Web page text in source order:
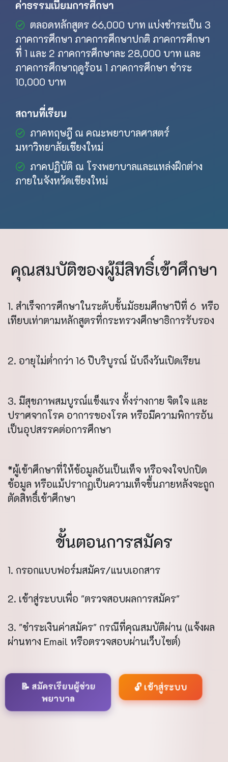
ค่าธรรมเนียมการศึกษา
ตลอดหลักสูตร 66,000 บาท แบ่งชำระเป็น 3
ภาคการศึกษา ภาคการศึกษาปกติ ภาคการศึกษา
ที่ 1 และ 2 ภาคการศึกษาละ 28,000 บาท และ
ภาคการศึกษาฤดูร้อน 1 ภาคการศึกษา ชำระ
10,000 บาท
สถานที่เรียน
ภาคทฤษฎี ณ คณะพยาบาลศาสตร์
มหาวิทยาลัยเชียงใหม่
ภาคปฏิบัติ ณ โรงพยาบาลและแหล่งฝึกต่าง
ภายในจังหวัดเชียงใหม่
คุณสมบัติของผู้มีสิทธิ์เข้าศึกษา
1. สำเร็จการศึกษาในระดับชั้นมัธยมศึกษาปีที่ 6 หรือ
เทียบเท่าตามหลักสูตรที่กระทรวงศึกษาธิการรับรอง
2. อายุไม่ต่ำกว่า 16 ปีบริบูรณ์ นับถึงวันเปิดเรียน
3. มีสุขภาพสมบูรณ์แข็งแรง ทั้งร่างกาย จิตใจ และ
ปราศจากโรค อาการของโรค หรือมีความพิการอัน
เป็นอุปสรรคต่อการศึกษา
*ผู้เข้าศึกษาที่ให้ข้อมูลอันเป็นเท็จ หรือจงใจปกปิด
ข้อมูล หรือแม้ปรากฏเป็นความเท็จขึ้นภายหลังจะถูก
ตัดสิทธิ์เข้าศึกษา
ขั้นตอนการสมัคร
1. กรอกแบบฟอร์มสมัคร/แนบเอกสาร
2. เข้าสู่ระบบเพื่อ "ตรวจสอบผลการสมัคร"
3. "ชำระเงินค่าสมัคร" กรณีที่คุณสมบัติผ่าน (แจ้งผล
ผ่านทาง Email หรือตรวจสอบผ่านเว็บไซต์)
📝 สมัครเรียนผู้ช่วย
พยาบาล
🔓 เข้าสู่ระบบ